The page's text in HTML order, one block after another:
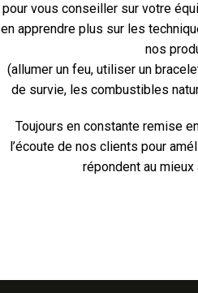
pour vous conseiller sur votre
en apprendre plus sur les
nos
(allumer un feu, utiliser un
de survie, les combustibles
Toujours en constante remise
l’écoute de nos clients pour
répondent au